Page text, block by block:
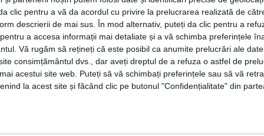
clic pentru a vă da acordul cu privire la prelucrarea realizată de
descrierii de mai sus. În mod alternativ, puteți da clic pentru a
a accesa informații mai detaliate și a vă schimba preferințele
Vă rugăm să rețineți că este posibil ca anumite prelucrări ale
consimțământul dvs., dar aveți dreptul de a refuza o astfel de
acestui site web. Puteți să vă schimbați preferințele sau să vă
la acest site și făcând clic pe butonul "Confidențialitate" din
podului și n-am mai întîlnit așa ceva. Proiectantul
pe jumătate de cale. Urmează să fie montate
Cine își asumă riscul de a pune în pericol viețile
Iași? Dar oare președintele Consiliului Județean
știu-cîți kilometri de drum național, cu toate că nu
de pe un alt drum național. La drumuri asfaltate